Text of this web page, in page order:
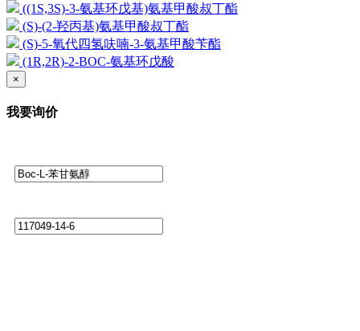
((1S,3S)-3-氨基环戊基)氨基甲酸叔丁酯
(S)-(2-羟丙基)氨基甲酸叔丁酯
(S)-5-氧代四氢呋喃-3-氨基甲酸苄酯
(1R,2R)-2-BOC-氨基环戊酸
×
我要询价